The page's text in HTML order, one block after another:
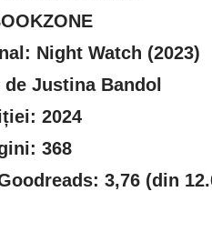
Night Watch (2023)
de Justina Bandol
2024
368
3,76 (din